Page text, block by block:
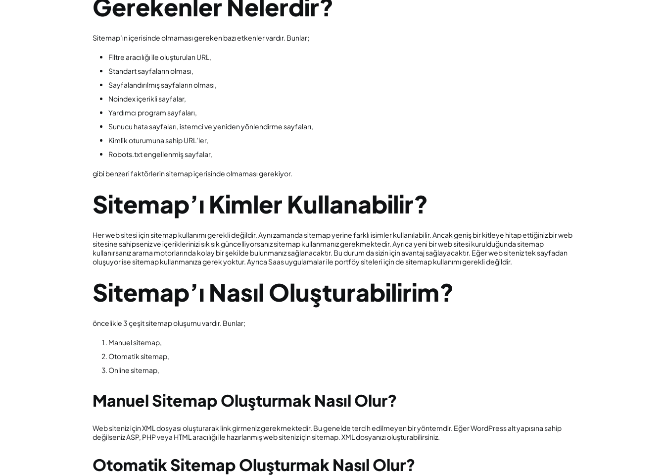
Gerekenler Nelerdir?
Sitemap’ın içerisinde olmaması gereken bazı etkenler vardır. Bunlar;
Filtre aracılığı ile oluşturulan URL,
Standart sayfaların olması,
Sayfalandırılmış sayfaların olması,
Noindex içerikli sayfalar,
Yardımcı program sayfaları,
Sunucu hata sayfaları, istemci ve yeniden yönlendirme sayfaları,
Kimlik oturumuna sahip URL’ler,
Robots.txt engellenmiş sayfalar,
gibi benzeri faktörlerin sitemap içerisinde olmaması gerekiyor.
Sitemap’ı Kimler Kullanabilir?
Her web sitesi için sitemap kullanımı gerekli değildir. Aynı zamanda sitemap yerine farklı isimler kullanılabilir. Ancak geniş bir kitleye hitap ettiğiniz bir web
sitesine sahipseniz ve içeriklerinizi sık sık güncelliyorsanız sitemap kullanmanız gerekmektedir. Ayrıca yeni bir web sitesi kurulduğunda sitemap
kullanırsanız arama motorlarında kolay bir şekilde bulunmanız sağlanacaktır. Bu durum da sizin için avantaj sağlayacaktır. Eğer web siteniz tek sayfadan
oluşuyor ise sitemap kullanmanıza gerek yoktur. Ayrıca Saas uygulamalar ile portföy siteleri için de sitemap kullanımı gerekli değildir.
Sitemap’ı Nasıl Oluşturabilirim?
öncelikle 3 çeşit sitemap oluşumu vardır. Bunlar;
Manuel sitemap,
Otomatik sitemap,
Online sitemap,
Manuel Sitemap Oluşturmak Nasıl Olur?
Web siteniz için XML dosyası oluşturarak link girmeniz gerekmektedir. Bu genelde tercih edilmeyen bir yöntemdir. Eğer WordPress alt yapısına sahip
değilseniz ASP, PHP veya HTML aracılığı ile hazırlanmış web siteniz için sitemap. XML dosyanızı oluşturabilirsiniz.
Otomatik Sitemap Oluşturmak Nasıl Olur?